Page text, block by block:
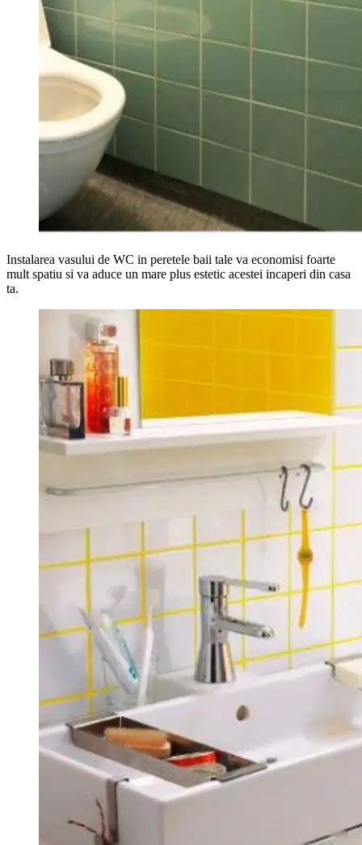
Instalarea vasului de WC in peretele baii tale va economisi foarte
mult spatiu si va aduce un mare plus estetic acestei incaperi din casa
ta.